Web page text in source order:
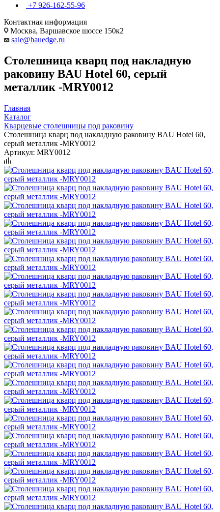
+7 926-162-55-96
Контактная информация
Москва, Варшавское шоссе 150к2
sale@bauedge.ru
Столешница кварц под накладную
раковину BAU Hotel 60, серый
металлик -MRY0012
Главная
Каталог
Кварцевые столешницы под раковину
Столешница кварц под накладную раковину BAU Hotel 60,
серый металлик -MRY0012
Артикул: MRY0012